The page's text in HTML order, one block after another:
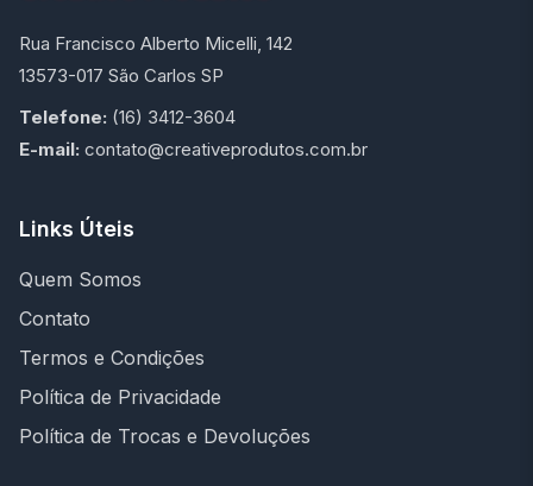
Rua Francisco Alberto Micelli, 142
13573-017 São Carlos SP
Telefone: (16) 3412-3604
E-mail: contato@creativeprodutos.com.br
Links Úteis
Quem Somos
Contato
Termos e Condições
Política de Privacidade
Política de Trocas e Devoluções